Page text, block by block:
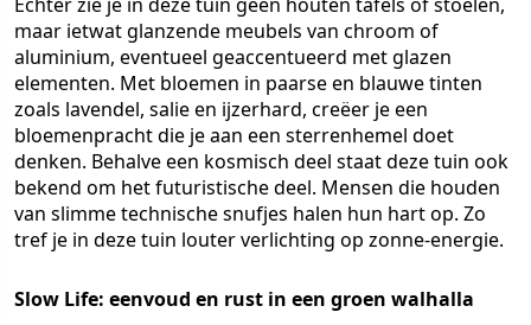
maar ietwat glanzende meubels van chroom of
aluminium, eventueel geaccentueerd met glazen
elementen. Met bloemen in paarse en blauwe tinten
zoals lavendel, salie en ijzerhard, creëer je een
bloemenpracht die je aan een sterrenhemel doet
denken. Behalve een kosmisch deel staat deze tuin ook
bekend om het futuristische deel. Mensen die houden
van slimme technische snufjes halen hun hart op. Zo
tref je in deze tuin louter verlichting op zonne-energie.
Slow Life: eenvoud en rust in een groen walhalla